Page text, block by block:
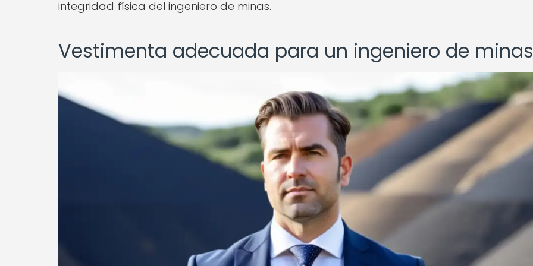
integridad física del ingeniero de minas.
Vestimenta adecuada para un ingeniero de minas